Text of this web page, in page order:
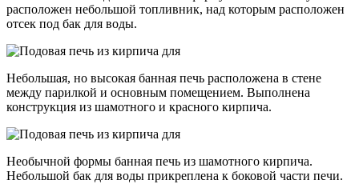
расположен небольшой топливник, над которым расположен
отсек под бак для воды.
Небольшая, но высокая банная печь расположена в стене
между парилкой и основным помещением. Выполнена
конструкция из шамотного и красного кирпича.
Необычной формы банная печь из шамотного кирпича.
Небольшой бак для воды прикреплена к боковой части печи.